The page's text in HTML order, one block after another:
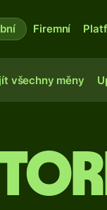
Firemní
všechny měny